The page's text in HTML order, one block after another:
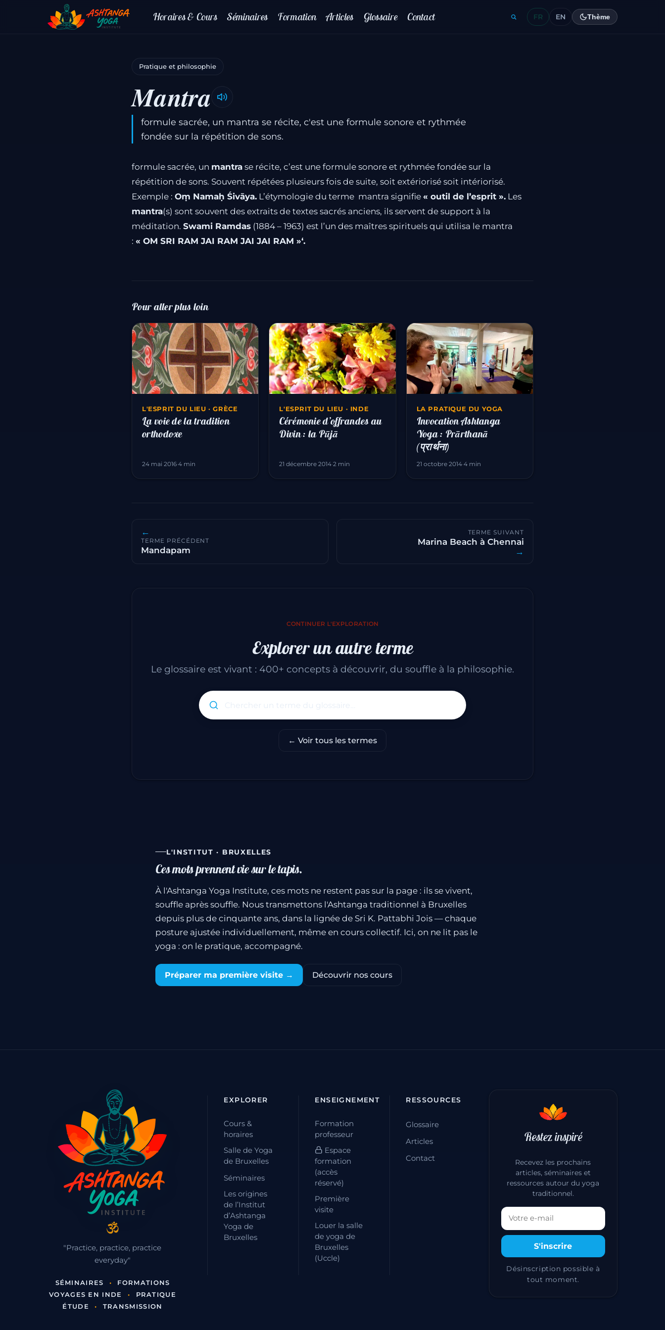
Horaires & Cours Séminaires Formation Articles Glossaire Contact FR EN Thème
Pratique et philosophie
Mantra
formule sacrée, un mantra se récite, c'est une formule sonore et rythmée
fondée sur la répétition de sons.
formule sacrée, un mantra se récite, c’est une formule sonore et rythmée fondée sur la
répétition de sons. Souvent répétées plusieurs fois de suite, soit extériorisé soit intériorisé.
Exemple : Oṃ Namaḥ Śivāya. L’étymologie du terme mantra signifie « outil de l’esprit ». Les
mantra(s) sont souvent des extraits de textes sacrés anciens, ils servent de support à la
méditation. Swami Ramdas (1884 – 1963) est l’un des maîtres spirituels qui utilisa le mantra
: « OM SRI RAM JAI RAM JAI JAI RAM »‘.
Pour aller plus loin
L'ESPRIT DU LIEU · GRÈCE
La voie de la tradition
orthodoxe
24 mai 2016·4 min
L'ESPRIT DU LIEU · INDE
Cérémonie d’offrandes au
Divin : la Pūjā
21 décembre 2014·2 min
LA PRATIQUE DU YOGA
Invocation Ashtanga
Yoga : Prārthanā
(प्रार्थना)
21 octobre 2014·4 min
←
TERME PRÉCÉDENT
Mandapam
TERME SUIVANT
Marina Beach à Chennai
→
CONTINUER L'EXPLORATION
Explorer un autre terme
Le glossaire est vivant : 400+ concepts à découvrir, du souffle à la philosophie.
Rechercher un terme du glossaire
← Voir tous les termes
L'INSTITUT · BRUXELLES
Ces mots prennent vie sur le tapis.
À l'Ashtanga Yoga Institute, ces mots ne restent pas sur la page : ils se vivent,
souffle après souffle. Nous transmettons l'Ashtanga traditionnel à Bruxelles
depuis plus de cinquante ans, dans la lignée de Sri K. Pattabhi Jois — chaque
posture ajustée individuellement, même en cours collectif. Ici, on ne lit pas le
yoga : on le pratique, accompagné.
Préparer ma première visite → Découvrir nos cours
"Practice, practice, practice
everyday"
SÉMINAIRES •
FORMATIONS
VOYAGES EN INDE
•
PRATIQUE
ÉTUDE
• TRANSMISSION
EXPLORER
Cours &
horaires
Salle de Yoga
de Bruxelles
Séminaires
Les origines
de l’Institut
d’Ashtanga
Yoga de
Bruxelles
ENSEIGNEMENT
Formation
professeur
Espace
formation
(accès
réservé)
Première
visite
Louer la salle
de yoga de
Bruxelles
(Uccle)
RESSOURCES
Glossaire
Articles
Contact
Restez inspiré
Recevez les prochains
articles, séminaires et
ressources autour du yoga
traditionnel.
Votre adresse email
S'inscrire
Désinscription possible à
tout moment.